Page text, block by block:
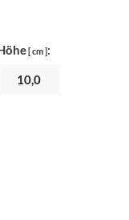
[ cm ]: